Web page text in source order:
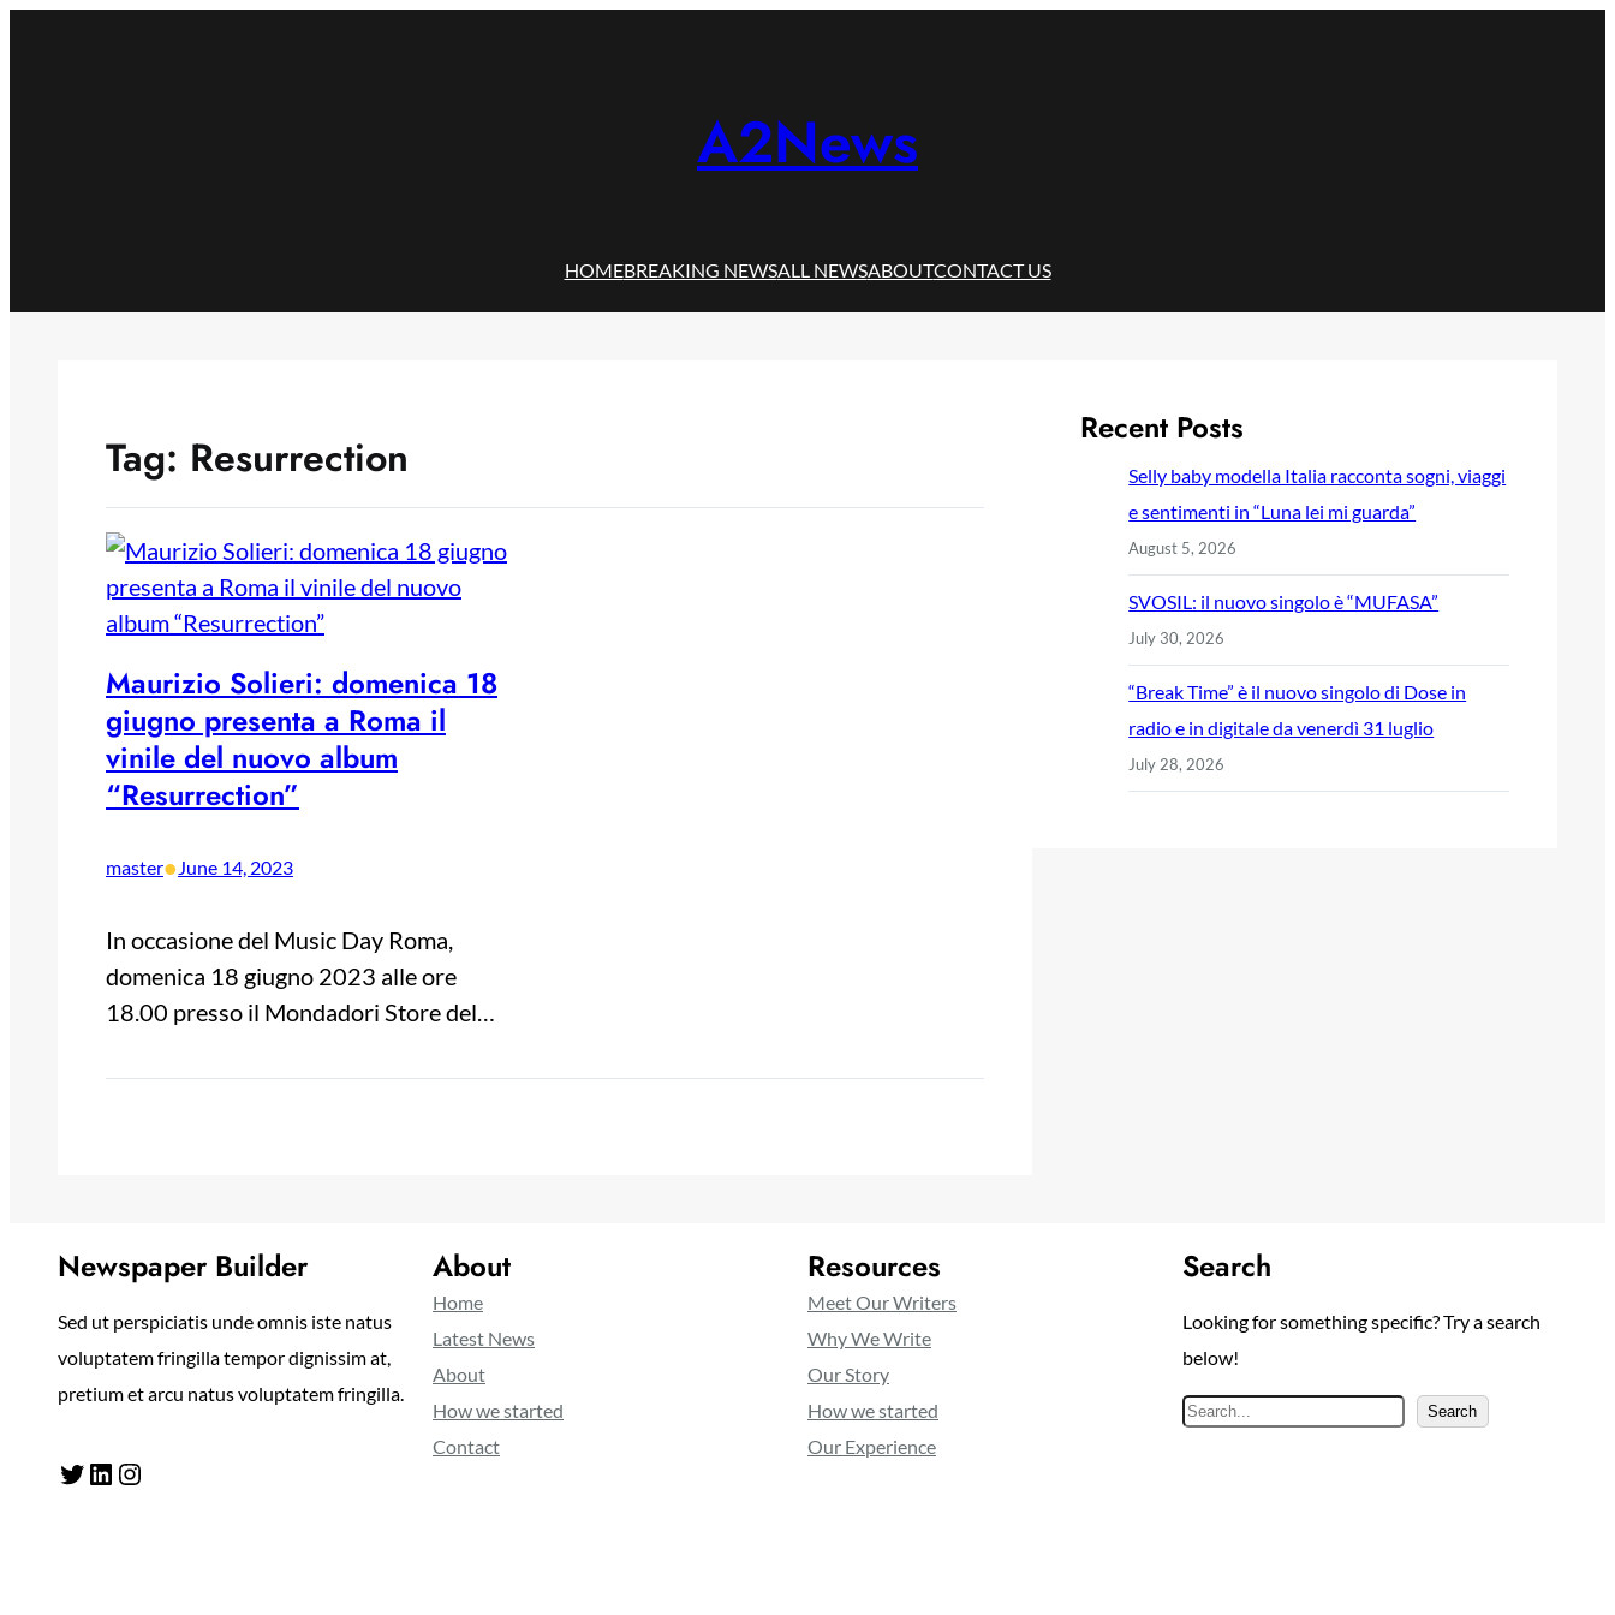
A2News
HOMEBREAKING NEWSALL NEWSABOUTCONTACT US
Tag: Resurrection
Maurizio Solieri: domenica 18
giugno presenta a Roma il
vinile del nuovo album
“Resurrection”
master•June 14, 2023
In occasione del Music Day Roma,
domenica 18 giugno 2023 alle ore
18.00 presso il Mondadori Store del…
Recent Posts
Selly baby modella Italia racconta sogni, viaggi
e sentimenti in “Luna lei mi guarda”
August 5, 2026
SVOSIL: il nuovo singolo è “MUFASA”
July 30, 2026
“Break Time” è il nuovo singolo di Dose in
radio e in digitale da venerdì 31 luglio
July 28, 2026
Newspaper Builder
Sed ut perspiciatis unde omnis iste natus
voluptatem fringilla tempor dignissim at,
pretium et arcu natus voluptatem fringilla.
Twitter LinkedIn Instagram
About
Home
Latest News
About
How we started
Contact
Resources
Meet Our Writers
Why We Write
Our Story
How we started
Our Experience
Search
Looking for something specific? Try a search
below!
S
Search